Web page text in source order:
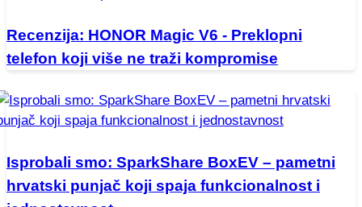
Recenzija: HONOR Magic V6 - Preklopni
telefon koji više ne traži kompromise
Isprobali smo: SparkShare BoxEV – pametni
hrvatski punjač koji spaja funkcionalnost i